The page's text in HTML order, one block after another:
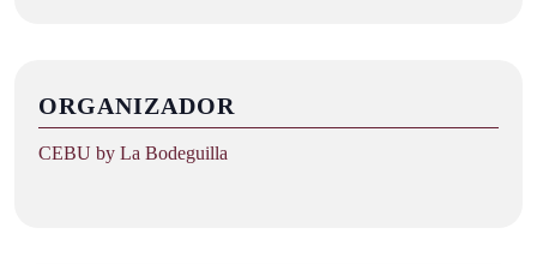
ORGANIZADOR
CEBU by La Bodeguilla